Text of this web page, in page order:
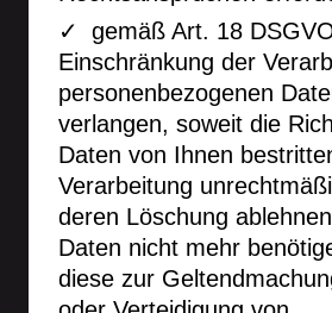
gemäß Art. 18
Einschränkung der
personenbezogenen
verlangen, soweit die
Daten von Ihnen
Verarbeitung
deren Löschung
Daten nicht mehr
diese zur